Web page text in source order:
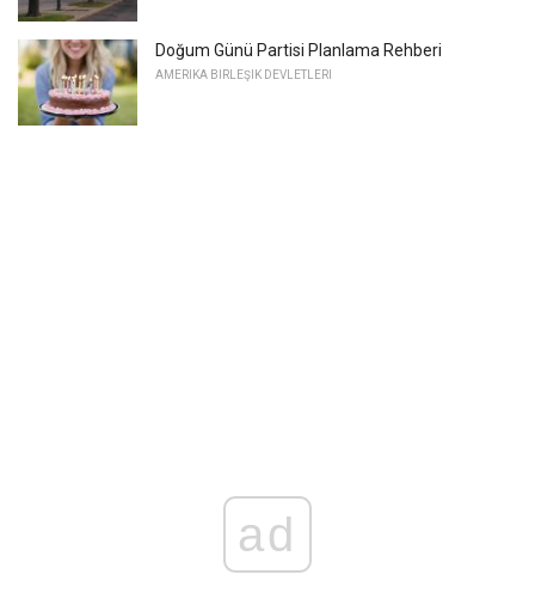
Doğum Günü Partisi Planlama Rehberi
AMERIKA BIRLEŞIK DEVLETLERI
ad